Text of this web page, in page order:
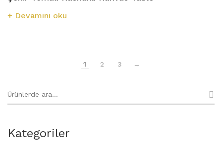
Devamını oku
1 2 3 →
Ara:
Kategoriler